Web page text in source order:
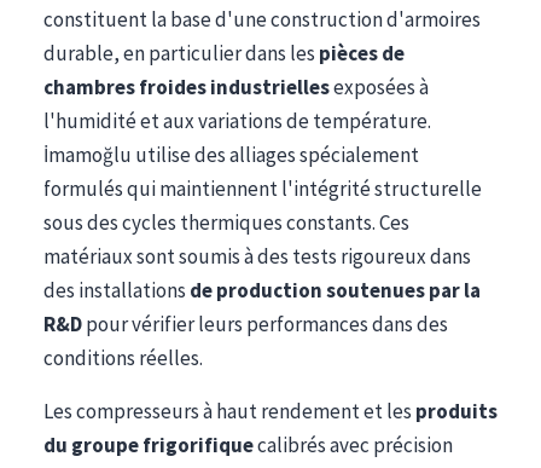
constituent la base d'une construction d'armoires
durable, en particulier dans les pièces de
chambres froides industriellesexposées à
l'humidité et aux variations de température.
İmamoğlu utilise des alliages spécialement
formulés qui maintiennent l'intégrité structurelle
sous des cycles thermiques constants. Ces
matériaux sont soumis à des tests rigoureux dans
des installations de production soutenues par la
R&Dpour vérifier leurs performances dans des
conditions réelles.
Les compresseurs à haut rendement et les produits
du groupe frigorifiquecalibrés avec précision